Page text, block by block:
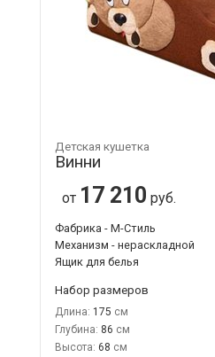
Детская кушетка
Винни
от 17 210 руб.
Фабрика - М-Стиль
Механизм - нераскладной
Ящик для белья
Набор размеров
Длина: 175
Глубина: 86
Высота: 68